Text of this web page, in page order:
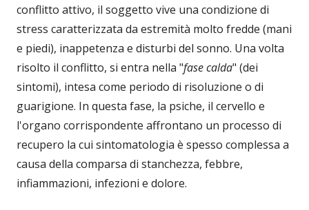
conflitto attivo, il soggetto vive una condizione di
stress caratterizzata da estremità molto fredde (mani
e piedi), inappetenza e disturbi del sonno. Una volta
risolto il conflitto, si entra nella "fase calda" (dei
sintomi), intesa come periodo di risoluzione o di
guarigione. In questa fase, la psiche, il cervello e
l'organo corrispondente affrontano un processo di
recupero la cui sintomatologia è spesso complessa a
causa della comparsa di stanchezza, febbre,
infiammazioni, infezioni e dolore.